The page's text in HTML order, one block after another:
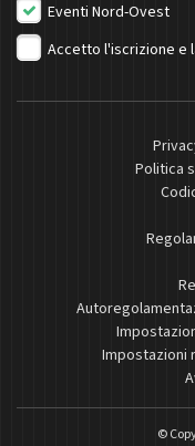
Eventi Nord-Ovest
Accetto l'iscrizione e
Politica
Impostazioni
©